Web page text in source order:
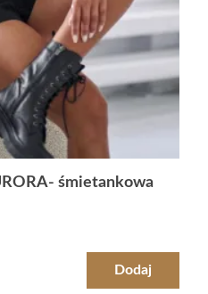
śmietankowa
Dodaj